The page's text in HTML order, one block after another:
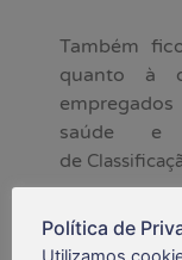
Também
quanto à
saúde e
de
“Não
pessoas,
Política de